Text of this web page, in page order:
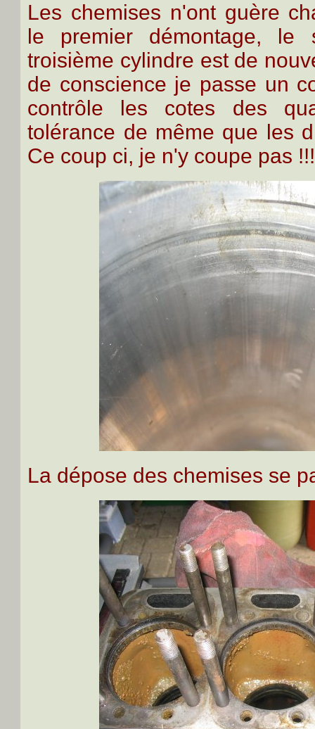
Les chemises n'ont guère
le premier démontage, le
troisième cylindre est de
de conscience je passe un
contrôle les cotes des
tolérance de même que les
Ce coup ci, je n'y coupe pas !!!
La dépose des chemises se